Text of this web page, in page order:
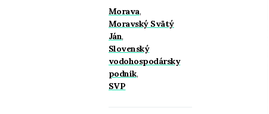
Morava,
Moravský Svätý
Ján,
Slovenský
vodohospodársky
podnik,
SVP